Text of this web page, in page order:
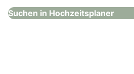
Suchen in Hochzeitsplaner